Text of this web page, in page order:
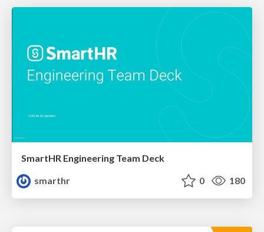
SmartHR Engineering Team Deck
smarthr
0 180